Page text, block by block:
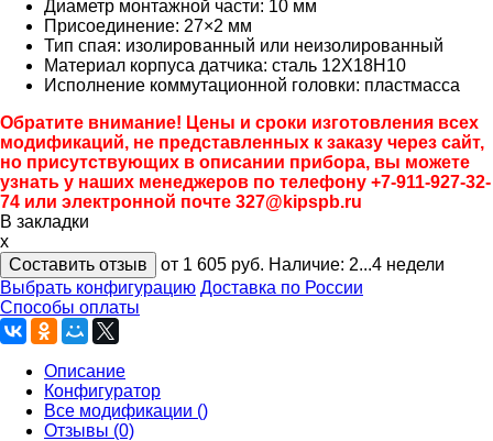
Диаметр монтажной части: 10 мм
Присоединение: 27×2 мм
Тип спая: изолированный или неизолированный
Материал корпуса датчика: сталь 12Х18Н10
Исполнение коммутационной головки: пластмасса
Обратите внимание! Цены и сроки изготовления всех
модификаций, не представленных к заказу через сайт,
но присутствующих в описании прибора, вы можете
узнать у наших менеджеров по телефону +7-911-927-32-
74 или электронной почте 327@kipspb.ru
В закладки
x
Составить отзыв
от 1 605 руб. Наличие: 2...4 недели
Выбрать конфигурацию Доставка по России
Способы оплаты
Описание
Конфигуратор
Все модификации ()
Отзывы (0)